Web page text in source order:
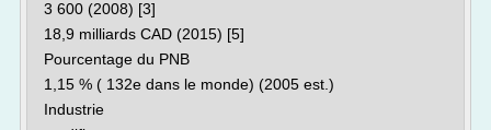
3 600 (2008) [3]
18,9 milliards CAD (2015) [5]
Pourcentage du PNB
1,15 % ( 132e dans le monde) (2005 est.)
Industrie